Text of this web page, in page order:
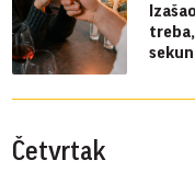
treba,
Četvrtak